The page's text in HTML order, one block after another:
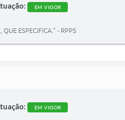
EM VIGOR
ESPECIFICA.” - RPPS
EM VIGOR